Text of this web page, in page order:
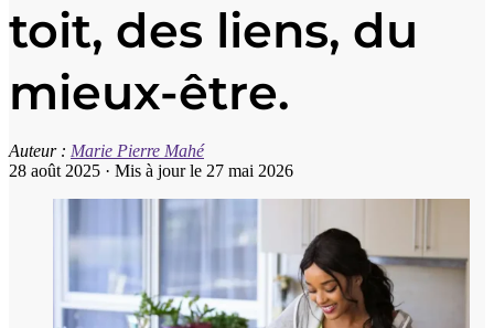
toit, des liens, du
mieux-être.
Auteur : Marie Pierre Mahé
28 août 2025 · Mis à jour le 27 mai 2026